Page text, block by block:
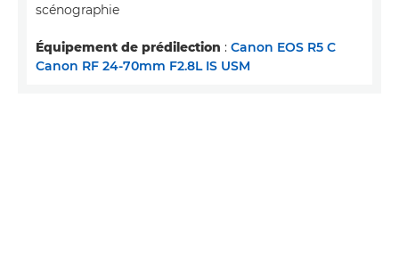
scénographie
Équipement de prédilection : Canon EOS R5 C
Canon RF 24-70mm F2.8L IS USM